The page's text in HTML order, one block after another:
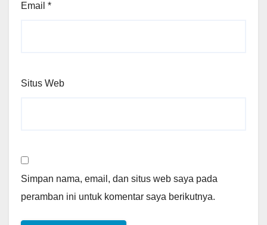
Email *
Situs Web
Simpan nama, email, dan situs web saya pada
peramban ini untuk komentar saya berikutnya.